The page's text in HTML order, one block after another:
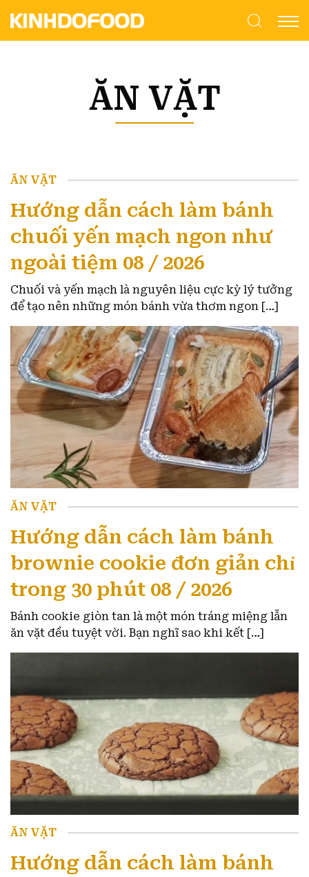
ĂN VẶT
ĂN VẶT
Hướng dẫn cách làm bánh
chuối yến mạch ngon như
ngoài tiệm 08 / 2026
Chuối và yến mạch là nguyên liệu cực kỳ lý tưởng
để tạo nên những món bánh vừa thơm ngon […]
ĂN VẶT
Hướng dẫn cách làm bánh
brownie cookie đơn giản chỉ
trong 30 phút 08 / 2026
Bánh cookie giòn tan là một món tráng miệng lẫn
ăn vặt đều tuyệt vời. Bạn nghĩ sao khi kết […]
ĂN VẶT
Hướng dẫn cách làm bánh